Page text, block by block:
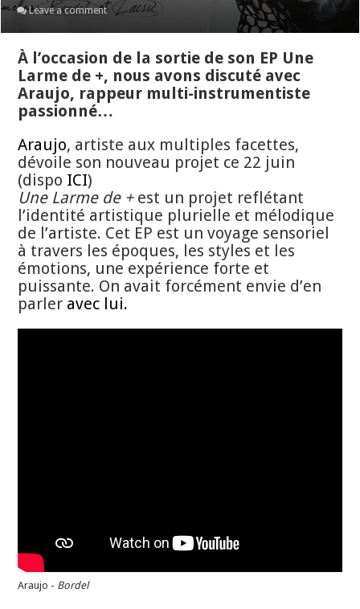
Leave a comment
À l’occasion de la sortie de son EP Une
Larme de +, nous avons discuté avec
Araujo, rappeur multi-instrumentiste
passionné…
Araujo, artiste aux multiples facettes,
dévoile son nouveau projet ce 22 juin
(dispo ICI)
Une Larme de +est un projet reflétant
l’identité artistique plurielle et mélodique
de l’artiste. Cet EP est un voyage sensoriel
à travers les époques, les styles et les
émotions, une expérience forte et
puissante. On avait forcément envie d’en
parler avec lui.
Araujo - Bordel